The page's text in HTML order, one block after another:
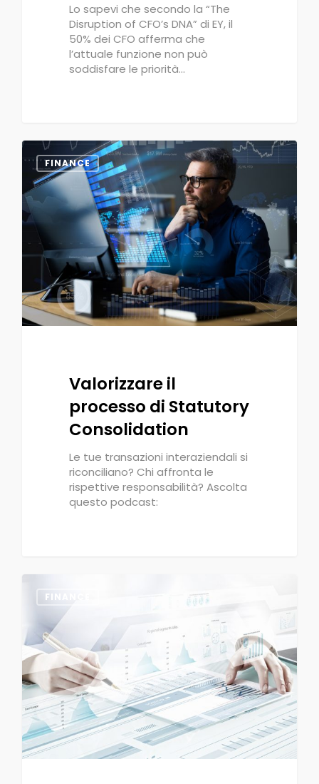
Lo sapevi che secondo la “The
Disruption of CFO’s DNA” di EY, il
50% dei CFO afferma che
l’attuale funzione non può
soddisfare le priorità…
FINANCE
Valorizzare il
processo di Statutory
Consolidation
Le tue transazioni interaziendali si
riconciliano? Chi affronta le
rispettive responsabilità? Ascolta
questo podcast:
0
FINANCE